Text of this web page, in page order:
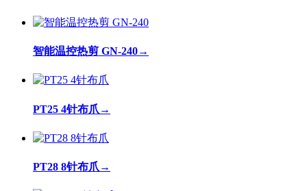
智能温控热剪 GN-240→
PT25 4针布爪 →
PT28 8针布爪 →